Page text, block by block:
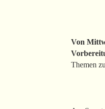
Von
Themen